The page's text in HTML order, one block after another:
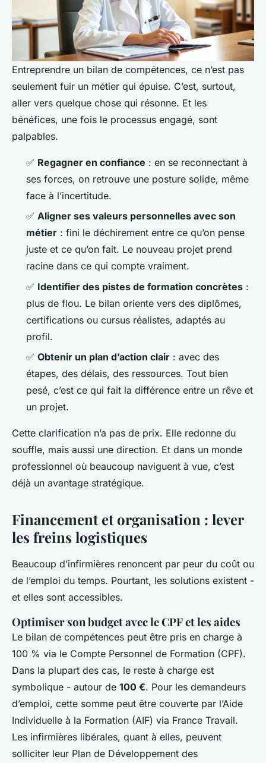
Entreprendre un bilan de compétences, ce n’est pas
seulement fuir un métier qui épuise. C’est, surtout,
aller vers quelque chose qui résonne. Et les
bénéfices, une fois le processus engagé, sont
palpables.
✅ Regagner en confiance : en se reconnectant à
ses forces, on retrouve une posture solide, même
face à l’incertitude.
✅ Aligner ses valeurs personnelles avec son
métier : fini le déchirement entre ce qu’on pense
juste et ce qu’on fait. Le nouveau projet prend
racine dans ce qui compte vraiment.
✅ Identifier des pistes de formation concrètes :
plus de flou. Le bilan oriente vers des diplômes,
certifications ou cursus réalistes, adaptés au
profil.
✅ Obtenir un plan d’action clair : avec des
étapes, des délais, des ressources. Tout bien
pesé, c’est ce qui fait la différence entre un rêve et
un projet.
Cette clarification n’a pas de prix. Elle redonne du
souffle, mais aussi une direction. Et dans un monde
professionnel où beaucoup naviguent à vue, c’est
déjà un avantage stratégique.
Financement et organisation : lever
les freins logistiques
Beaucoup d’infirmières renoncent par peur du coût ou
de l’emploi du temps. Pourtant, les solutions existent -
et elles sont accessibles.
Optimiser son budget avec le CPF et les aides
Le bilan de compétences peut être pris en charge à
100 % via le Compte Personnel de Formation (CPF).
Dans la plupart des cas, le reste à charge est
symbolique - autour de 100 €. Pour les demandeurs
d’emploi, cette somme peut être couverte par l’Aide
Individuelle à la Formation (AIF) via France Travail.
Les infirmières libérales, quant à elles, peuvent
solliciter leur Plan de Développement des